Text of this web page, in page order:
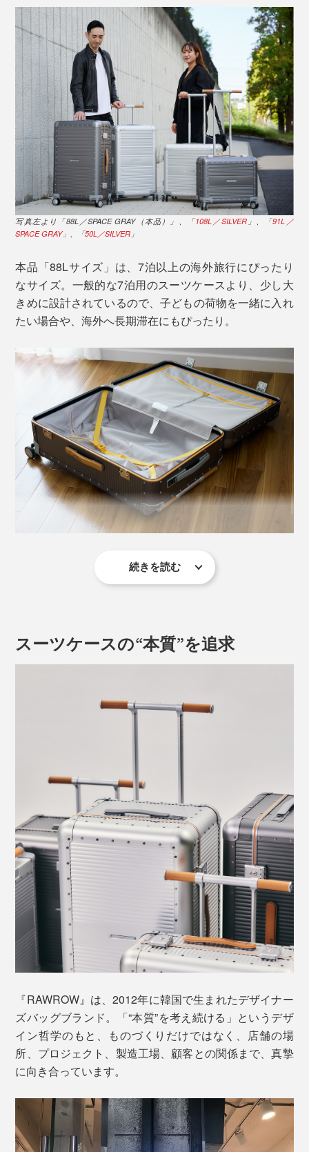
安定性の高い幅広設計で、重い荷物をかけても倒れにく
く、海外でのトイレ使用時など、荷物を置く場所がない
ときにも頼れます。
購入時のハンドルは牛革製ですが、オプションの「シリ
コングリップ」でカスタマイズすれば、自分好みの配色
にすることも可能。
す。
1個のキャスターにタイヤを2輪付けた「双輪キャスタ
ー」だから、360°クルクルと回転し、力をいれなくても
軽やかに並走。
手首への負担もほとんどなく、立てたままの並走も、斜
めに引いて転がすのも、グラつきにくく、安定感も抜群
です。
長期間タイヤの回転をなめらかに保つのが、GPB機構。
少しずつ自動で車軸にグリス（潤滑油）が注入されてい
く特許技術により、摩擦を軽減しています。
さらに、急な動き出しを防ぐストッパー付き。乗り物内
などでの不用意な動き出しを制限することができます。
写真左より「88L／SPACE GRAY（本品）」、「108L／SILVER」、「91L／
SPACE GRAY」
、「50L／SILVER 」
本品「88Lサイズ」は、7泊以上の海外旅行にぴったり
なサイズ。一般的な7泊用のスーツケースより、少し大
きめに設計されているので、子どもの荷物を一緒に入れ
たい場合や、海外へ長期滞在にもぴったり。
※生産時期により、内側の仕様は異なる場合があります
内側は、中仕切りを上下のベルトで留める仕様。
図、モバイルバッテリー等を収納できる「隠しポケッ
ト」も便利。ハンドル収納スペースの隙間を有効活用し
て、旅中の“行動動線”からデザインされているのはさす
ポケットの深さは16cm
ロックは、ダイヤル式の「TSAロック」を装備。開閉が
スムーズでスマート。差し込み用の鍵は付属していませ
ん。
続きを読む
スーツケースの“本質”を追求
『RAWROW』は、2012年に韓国で生まれたデザイナー
ズバッグブランド。「“本質”を考え続ける」というデザ
イン哲学のもと、ものづくりだけではなく、店舗の場
所、プロジェクト、製造工場、顧客との関係まで、真摯
に向き合っています。